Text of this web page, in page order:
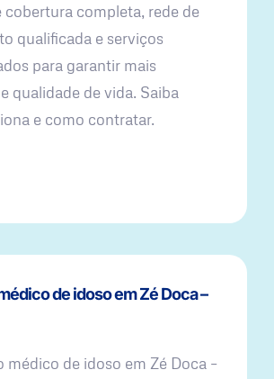
cobertura completa, rede de
qualificada e serviços
para garantir mais
qualidade de vida. Saiba
e como contratar.
de idoso em Zé Doca –
médico de idoso em Zé Doca –